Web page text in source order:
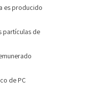
es producido
partículas de
de PC